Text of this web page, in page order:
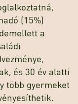
(15%)
a
és 30 év alatti
több gyermeket